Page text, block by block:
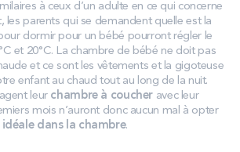
à ceux d’un adulte en ce qui concerne
les parents qui se demandent quelle est la
dormir pour un bébé pourront régler le
et 20°C. La chambre de bébé ne doit pas
et ce sont les vêtements et la gigoteuse
enfant au chaud tout au long de la nuit.
leur chambre à coucher avec leur
mois n’auront donc aucun mal à opter
idéale dans la chambre.